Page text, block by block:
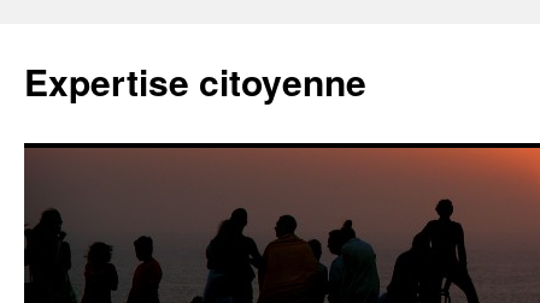
Expertise citoyenne